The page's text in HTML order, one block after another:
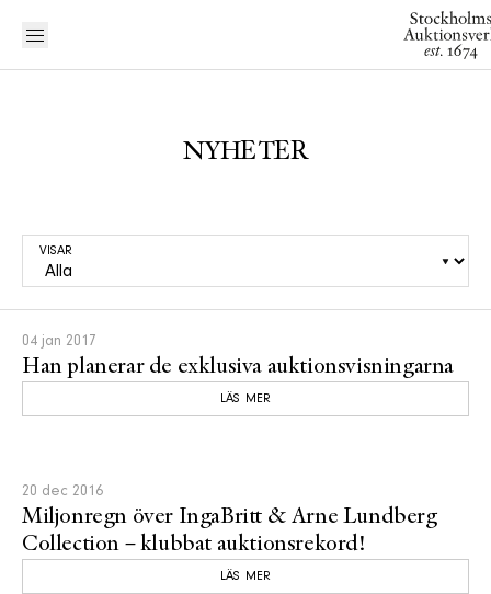
NYHETER
VISAR
Han planerar de exklusiva auktionsvisningarna
04 jan 2017
LÄS MER
Miljonregn över IngaBritt & Arne Lundberg
Collection – klubbat auktionsrekord!
20 dec 2016
LÄS MER